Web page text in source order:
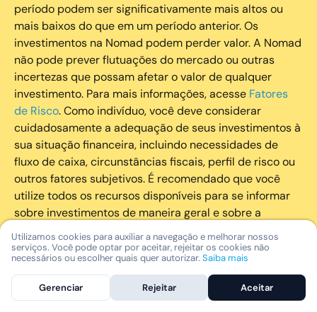
período podem ser significativamente mais altos ou
mais baixos do que em um período anterior. Os
investimentos na Nomad podem perder valor. A Nomad
não pode prever flutuações do mercado ou outras
incertezas que possam afetar o valor de qualquer
investimento. Para mais informações, acesse Fatores
de Risco. Como indivíduo, você deve considerar
cuidadosamente a adequação de seus investimentos à
sua situação financeira, incluindo necessidades de
fluxo de caixa, circunstâncias fiscais, perfil de risco ou
outros fatores subjetivos. É recomendado que você
utilize todos os recursos disponíveis para se informar
sobre investimentos de maneira geral e sobre a
composição geral de seu portfólio. Questões fiscais ou
legais relativas aos investimentos realizados através da
Nomad devem ser obtidas pelos próprios clientes. A
Nomad e suas afiliadas não fornecem nenhum tipo de
aconselhamento legal ou fiscal.
Utilizamos cookies para auxiliar a navegação e melhorar nossos
serviços. Você pode optar por aceitar, rejeitar os cookies não
necessários ou escolher quais quer autorizar. Saiba mais
Gerenciar Rejeitar Aceitar